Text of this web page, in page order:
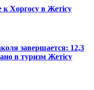
Хоргосу в Жетісу
завершается: 12,3
в туризм Жетісу